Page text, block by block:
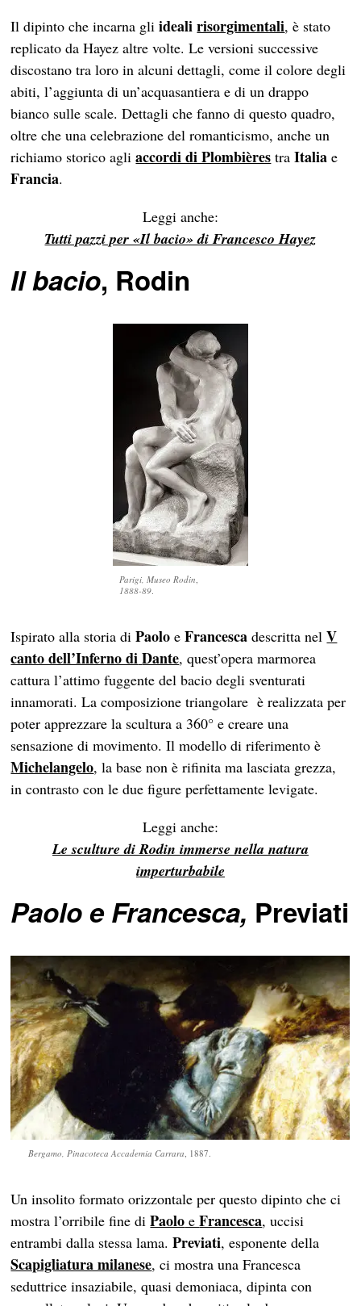
Il dipinto che incarna gliideali risorgimentali, è stato
replicato da Hayez altre volte. Le versioni successive
discostano tra loro in alcuni dettagli, come il colore degli
abiti, l’aggiunta di un’acquasantiera e di un drappo
bianco sulle scale. Dettagli che fanno di questo quadro,
oltre che una celebrazione del romanticismo, anche un
richiamo storico agli accordi di Plombières traItalia e
Francia.
Leggi anche:
Tutti pazzi per «Il bacio» di Francesco Hayez
Il bacio, Rodin
Parigi, Museo Rodin,
1888-89.
Ispirato alla storia diPaolo eFrancesca descritta nelV
canto dell’Inferno di Dante, quest’opera marmorea
cattura l’attimo fuggente del bacio degli sventurati
innamorati. La composizione triangolare è realizzata per
poter apprezzare la scultura a 360° e creare una
sensazione di movimento. Il modello di riferimento è
Michelangelo, la base non è rifinita ma lasciata grezza,
in contrasto con le due figure perfettamente levigate.
Leggi anche:
Le sculture di Rodin immerse nella natura
imperturbabile
Paolo e Francesca, Previati
Bergamo, Pinacoteca Accademia Carrara, 1887.
Un insolito formato orizzontale per questo dipinto che ci
mostra l’orribile fine diPaolo eFrancesca, uccisi
entrambi dalla stessa lama.Previati, esponente della
Scapigliatura milanese, ci mostra una Francesca
seduttrice insaziabile, quasi demoniaca, dipinta con